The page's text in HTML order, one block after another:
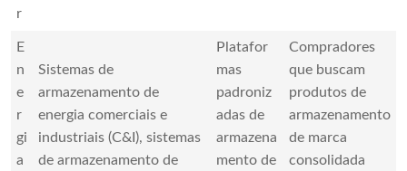
r
E
n
e
r
gi
a
Sistemas de
armazenamento de
energia comerciais e
industriais (C&I), sistemas
de armazenamento de
Platafor
mas
padroniz
adas de
armazena
mento de
Compradores
que buscam
produtos de
armazenamento
de marca
consolidada